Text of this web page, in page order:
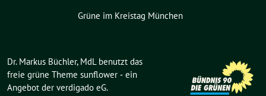
Grüne im Kreistag München
Dr. Markus Büchler, MdL benutzt das
freie grüne Theme sunflower ‐ ein
Angebot der verdigado eG.